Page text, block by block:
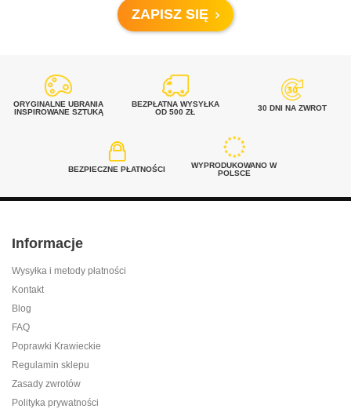
ZAPISZ SIĘ
ORYGINALNE UBRANIA
INSPIROWANE SZTUKĄ
BEZPŁATNA WYSYŁKA
OD 500 ZŁ
30 DNI NA ZWROT
BEZPIECZNE PŁATNOŚCI
WYPRODUKOWANO W
POLSCE
Informacje
Wysyłka i metody płatności
Kontakt
Blog
FAQ
Poprawki Krawieckie
Regulamin sklepu
Zasady zwrotów
Polityka prywatności